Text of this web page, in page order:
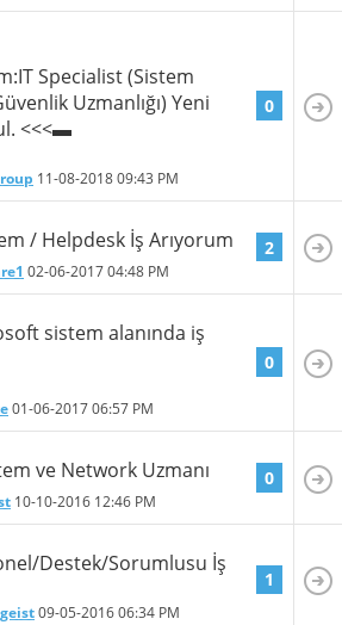
Specialist (Sistem
Uzmanlığı) Yeni
<<<▬
11-08-201809:43 PM
0
/ Helpdesk İş Arıyorum
02-06-201704:48 PM
2
sistem alanında iş
01-06-201706:57 PM
0
ve Network Uzmanı
10-10-2016 12:46 PM
0
Destek/Sorumlusu İş
09-05-201606:34 PM
1